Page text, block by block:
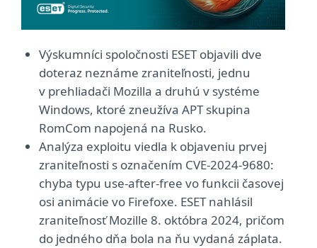
Výskumníci spoločnosti ESET objavili dve
doteraz neznáme zraniteľnosti, jednu
v prehliadači Mozilla a druhú v systéme
Windows, ktoré zneužíva APT skupina
RomCom napojená na Rusko.
Analýza exploitu viedla k objaveniu prvej
zraniteľnosti s označením CVE-2024-9680:
chyba typu use-after-free vo funkcii časovej
osi animácie vo Firefoxe. ESET nahlásil
zraniteľnosť Mozille 8. októbra 2024, pričom
do jedného dňa bola na ňu vydaná záplata.